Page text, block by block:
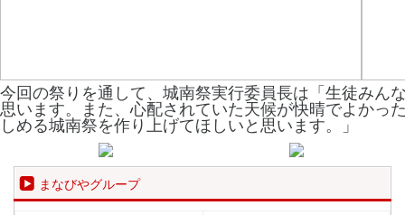
今回の祭りを通して、城南祭実行委員長は「生徒みん
思います。また、心配されていた天候が快晴でよかっ
しめる城南祭を作り上げてほしいと思います。」
まなびやグループ